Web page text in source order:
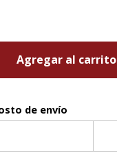
Agregar al carrito
de envío